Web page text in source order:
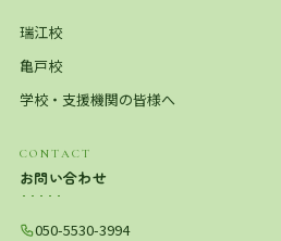
瑞江校
亀戸校
学校・支援機関の皆様へ
CONTACT
お問い合わせ
050-5530-3994